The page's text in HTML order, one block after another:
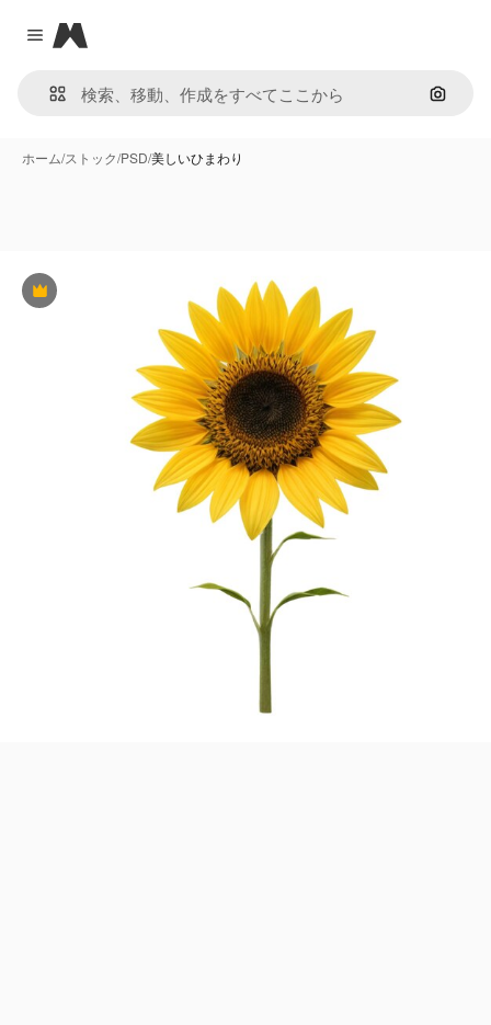
Close menu
Magnific
画像で
ホーム/ストック/PSD/美しいひまわり
Premium